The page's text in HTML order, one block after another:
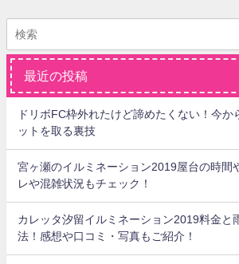
最近の投稿
ドリボFC枠外れたけど諦めたくない！今か
ットを取る裏技
宮ヶ瀬のイルミネーション2019屋台の時間
レや混雑状況もチェック！
カレッタ汐留イルミネーション2019料金と
法！感想や口コミ・写真もご紹介！